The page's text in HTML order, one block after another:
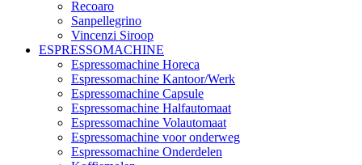
Recoaro
Sanpellegrino
Vincenzi Siroop
ESPRESSOMACHINE
Espressomachine Horeca
Espressomachine Kantoor/Werk
Espressomachine Capsule
Espressomachine Halfautomaat
Espressomachine Volautomaat
Espressomachine voor onderweg
Espressomachine Onderdelen